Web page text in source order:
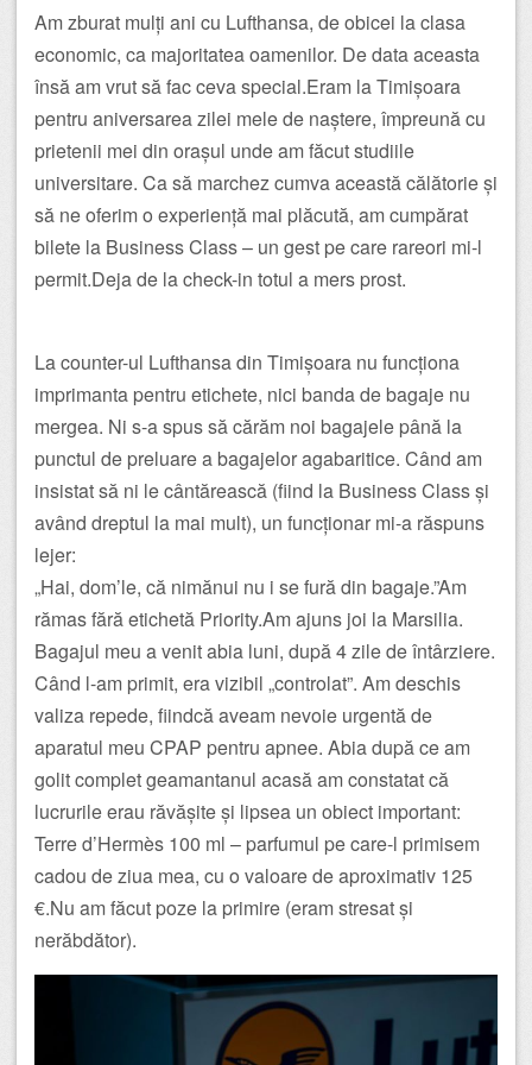
Am zburat mulți ani cu Lufthansa, de obicei la clasa
economic, ca majoritatea oamenilor. De data aceasta
însă am vrut să fac ceva special.Eram la Timișoara
pentru aniversarea zilei mele de naștere, împreună cu
prietenii mei din orașul unde am făcut studiile
universitare. Ca să marchez cumva această călătorie și
să ne oferim o experiență mai plăcută, am cumpărat
bilete la Business Class – un gest pe care rareori mi-l
permit.Deja de la check-in totul a mers prost.
La counter-ul Lufthansa din Timișoara nu funcționa
imprimanta pentru etichete, nici banda de bagaje nu
mergea. Ni s-a spus să cărăm noi bagajele până la
punctul de preluare a bagajelor agabaritice. Când am
insistat să ni le cântărească (fiind la Business Class și
având dreptul la mai mult), un funcționar mi-a răspuns
lejer:
„Hai, dom’le, că nimănui nu i se fură din bagaje.”Am
rămas fără etichetă Priority.Am ajuns joi la Marsilia.
Bagajul meu a venit abia luni, după 4 zile de întârziere.
Când l-am primit, era vizibil „controlat”. Am deschis
valiza repede, fiindcă aveam nevoie urgentă de
aparatul meu CPAP pentru apnee. Abia după ce am
golit complet geamantanul acasă am constatat că
lucrurile erau răvășite și lipsea un obiect important:
Terre d’Hermès 100 ml – parfumul pe care-l primisem
cadou de ziua mea, cu o valoare de aproximativ 125
€.Nu am făcut poze la primire (eram stresat și
nerăbdător).